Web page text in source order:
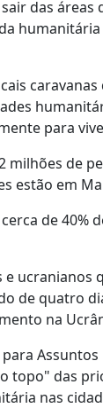
das
para
de
estão em
de
de quatro
na
topo" das
nas